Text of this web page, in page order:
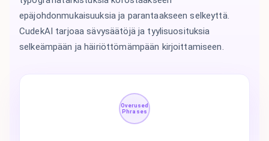
Overused
Phrases
epäjohdonmukaisuuksia ja parantaakseen selkeyttä.
CudekAI tarjoaa sävysäätöjä ja tyylisuosituksia
selkeämpään ja häiriöttömämpään kirjoittamiseen.